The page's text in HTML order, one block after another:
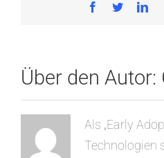
Facebook
Twitter
Über den Autor:
Als „Early
Technologien